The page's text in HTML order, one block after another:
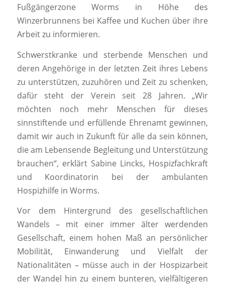
Fußgängerzone Worms in Höhe des
Winzerbrunnens bei Kaffee und Kuchen über ihre
Arbeit zu informieren.
Schwerstkranke und sterbende Menschen und
deren Angehörige in der letzten Zeit ihres Lebens
zu unterstützen, zuzuhören und Zeit zu schenken,
dafür steht der Verein seit 28 Jahren. „Wir
möchten noch mehr Menschen für dieses
sinnstiftende und erfüllende Ehrenamt gewinnen,
damit wir auch in Zukunft für alle da sein können,
die am Lebensende Begleitung und Unterstützung
brauchen“, erklärt Sabine Lincks, Hospizfachkraft
und Koordinatorin bei der ambulanten
Hospizhilfe in Worms.
Vor dem Hintergrund des gesellschaftlichen
Wandels – mit einer immer älter werdenden
Gesellschaft, einem hohen Maß an persönlicher
Mobilität, Einwanderung und Vielfalt der
Nationalitäten – müsse auch in der Hospizarbeit
der Wandel hin zu einem bunteren, vielfältigeren